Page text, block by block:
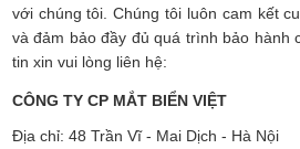
với chúng tôi. Chúng tôi luôn cam kết
và đảm bảo đầy đủ quá trình bảo hành
tin xin vui lòng liên hệ:
CÔNG TY CP MẮT BIỂN VIỆT
Địa chỉ: 48 Trần Vĩ - Mai Dịch - Hà Nội